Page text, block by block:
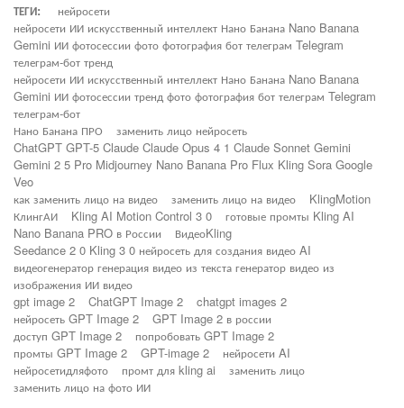
ТЕГИ:
нейросети
нейросети ИИ искусственный интеллект Нано Банана Nano Banana
Gemini ИИ фотосессии фото фотография бот телеграм Telegram
телеграм-бот тренд
нейросети ИИ искусственный интеллект Нано Банана Nano Banana
Gemini ИИ фотосессии тренд фото фотография бот телеграм Telegram
телеграм-бот
Нано Банана ПРО
заменить лицо нейросеть
ChatGPT GPT-5 Claude Claude Opus 4 1 Claude Sonnet Gemini
Gemini 2 5 Pro Midjourney Nano Banana Pro Flux Kling Sora Google
Veo
как заменить лицо на видео
заменить лицо на видео
KlingMotion
КлингАИ
Kling AI Motion Control 3 0
готовые промты Kling AI
Nano Banana PRO в России
ВидеоKling
Seedance 2 0 Kling 3 0 нейросеть для создания видео AI
видеогенератор генерация видео из текста генератор видео из
изображения ИИ видео
gpt image 2
ChatGPT Image 2
chatgpt images 2
нейросеть GPT Image 2
GPT Image 2 в россии
доступ GPT Image 2
попробовать GPT Image 2
промты GPT Image 2
GPT-image 2
нейросети AI
нейросетидляфото
промт для kling ai
заменить лицо
заменить лицо на фото ИИ